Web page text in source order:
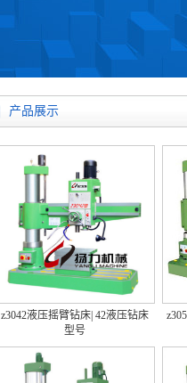
产品展示
z3042液压摇臂钻床| 42液压钻床
型号